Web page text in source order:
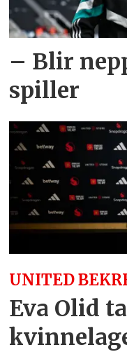
– Blir
spiller
UNITED
Eva Olid